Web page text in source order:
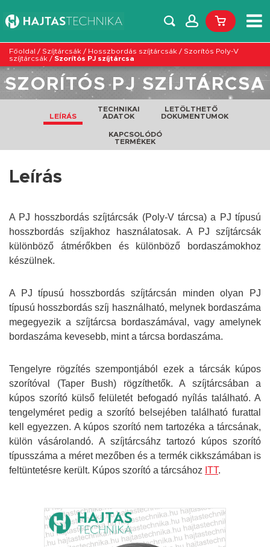
Főoldal / Szíjtárcsák / Hosszbordás szíjtárcsák / Szorítós Poly-V
szíjtárcsák / Szorítós PJ szíjtárcsa
SZORÍTÓS PJ SZÍJTÁRCSA
LEÍRÁS
TECHNIKAI
ADATOK
LETÖLTHETŐ
DOKUMENTUMOK
KAPCSOLÓDÓ
TERMÉKEK
Leírás
A PJ hosszbordás szíjtárcsák (Poly-V tárcsa) a PJ típusú
hosszbordás szíjakhoz használatosak. A PJ szíjtárcsák
különböző átmérőkben és különböző bordaszámokhoz
készülnek.
A PJ típusú hosszbordás szíjtárcsán minden olyan PJ
típusú hosszbordás szíj használható, melynek bordaszáma
megegyezik a szíjtárcsa bordaszámával, vagy amelynek
bordaszáma kevesebb, mint a tárcsa bordaszáma.
Tengelyre rögzítés szempontjából ezek a tárcsák kúpos
szorítóval (Taper Bush) rögzíthetők. A szíjtárcsában a
kúpos szorító külső felületét befogadó nyílás található. A
tengelyméret pedig a szorító belsejében található furattal
kell egyezzen. A kúpos szorító nem tartozéka a tárcsának,
külön vásárolandó. A szíjtárcsáhz tartozó kúpos szorító
típusszáma a méret mezőben és a termék cikkszámában is
feltüntetésre került. Kúpos szorító a tárcsához ITT.